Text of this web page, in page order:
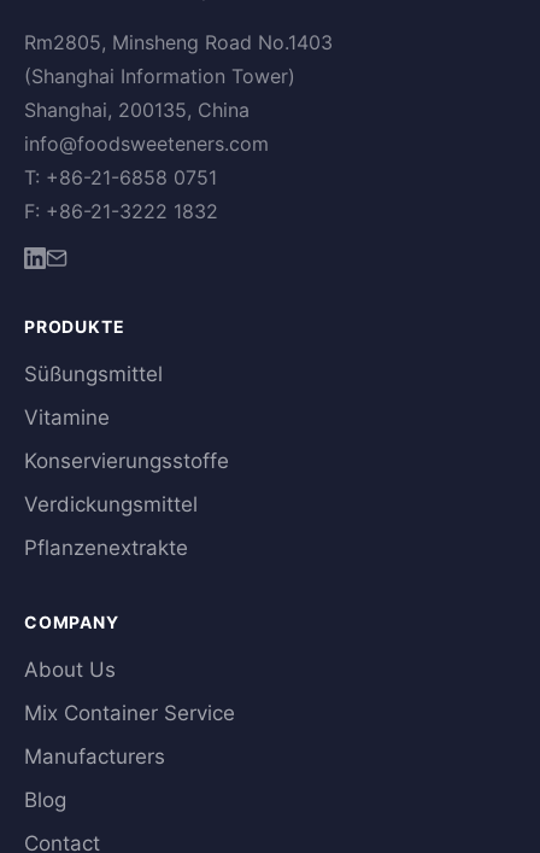
Rm2805, Minsheng Road No.1403
(Shanghai Information Tower)
Shanghai, 200135, China
info@foodsweeteners.com
T: +86-21-6858 0751
F: +86-21-3222 1832
PRODUKTE
Süßungsmittel
Vitamine
Konservierungsstoffe
Verdickungsmittel
Pflanzenextrakte
COMPANY
About Us
Mix Container Service
Manufacturers
Blog
Contact